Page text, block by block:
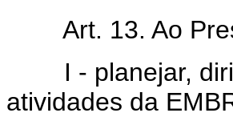
Art. 13. Ao
I - planejar,
atividades da